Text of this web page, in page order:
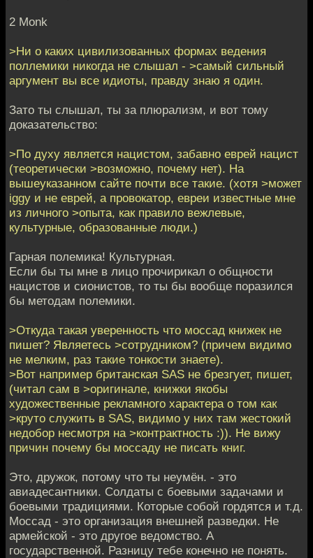
2 Monk
>Ни о каких цивилизованных формах ведения
поллемики никогда не слышал - >самый сильный
аргумент вы все идиоты, правду знаю я один.
Зато ты слышал, ты за плюрализм, и вот тому
доказательство:
>По духу является нацистом, забавно еврей нацист
(теоретически >возможно, почему нет). На
вышеуказанном сайте почти все такие. (хотя >может
iggy и не еврей, а провокатор, евреи известные мне
из личного >опыта, как правило вежлевые,
культурные, образованные люди.)
Гарная полемика! Культурная.
Если бы ты мне в лицо прочирикал о общности
нацистов и сионистов, то ты бы вообще поразился
бы методам полемики.
>Откуда такая уверенность что моссад книжек не
пишет? Являетесь >сотрудником? (причем видимо
не мелким, раз такие тонкости знаете).
>Вот например британская SAS не брезгует, пишет,
(читал сам в >оригинале, книжки якобы
художественные рекламного характера о том как
>круто служить в SAS, видимо у них там жестокий
недобор несмотря на >контрактность :)). Не вижу
причин почему бы моссаду не писать книг.
Это, дружок, потому что ты неумён. - это
авиадесантники. Солдаты с боевыми задачами и
боевыми традициями. Которые собой гордятся и т.д.
Моссад - это организация внешней разведки. Не
армейской - это другое ведомство. А
государственной. Разницу тебе конечно не понять.